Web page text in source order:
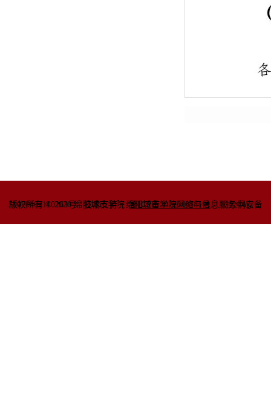
版权所有 © 2020 绵阳城市学院蜀ICP备2022010781号 川公网安备
51070402110263号技术支持：绵阳城市学院网络与信息服务中心